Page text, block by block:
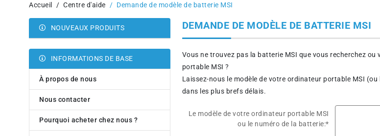
Accueil Centre d'aide Demande de modèle de batterie MSI
NOUVEAUX PRODUITS
INFORMATIONS DE BASE
À propos de nous
Nous contacter
Pourquoi acheter chez nous ?
DEMANDE DE MODÈLE DE BATTERIE MSI
Vous ne trouvez pas la batterie MSI que vous recherchez
portable MSI ?
Laissez-nous le modèle de votre ordinateur portable MSI
dans les plus brefs délais.
Le modèle de votre ordinateur portable MSI
ou le numéro de la batterie:*